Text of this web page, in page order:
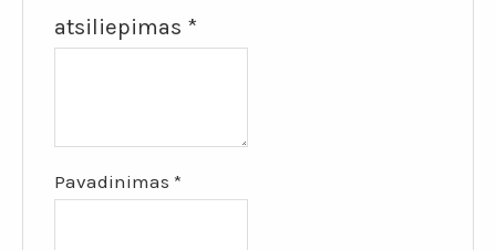
atsiliepimas *
Pavadinimas*